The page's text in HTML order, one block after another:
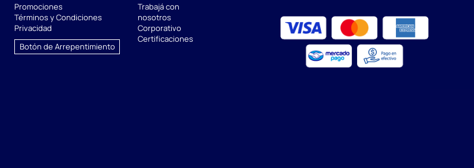
Promociones
Términos y Condiciones
Privacidad
Botón de Arrepentimiento
Trabajá con
nosotros
Corporativo
Certificaciones